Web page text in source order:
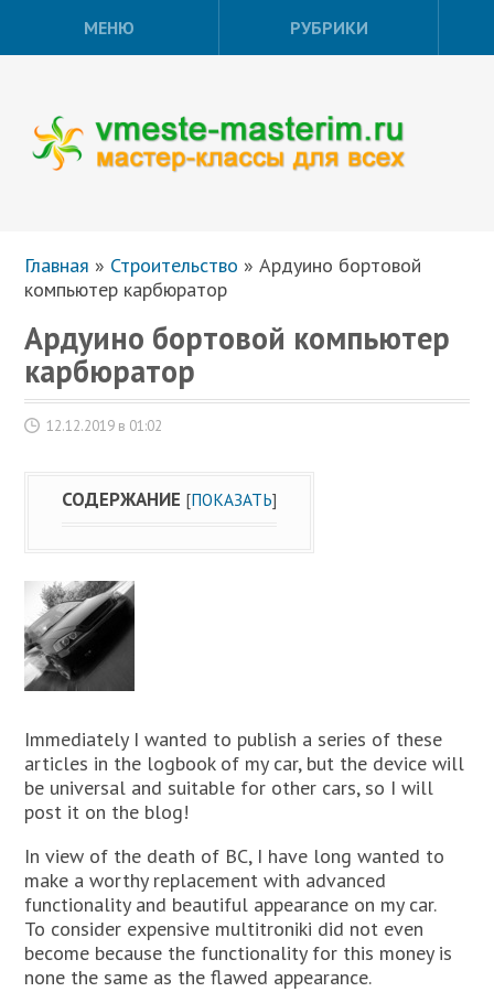
МЕНЮ РУБРИКИ
Главная » Строительство »Ардуино бортовой
компьютер карбюратор
Ардуино бортовой компьютер
карбюратор
12.12.2019 в 01:02
СОДЕРЖАНИЕ [ПОКАЗАТЬ]
Immediately I wanted to publish a series of these
articles in the logbook of my car, but the device will
be universal and suitable for other cars, so I will
post it on the blog!
In view of the death of BC, I have long wanted to
make a worthy replacement with advanced
functionality and beautiful appearance on my car.
To consider expensive multitroniki did not even
become because the functionality for this money is
none the same as the flawed appearance.